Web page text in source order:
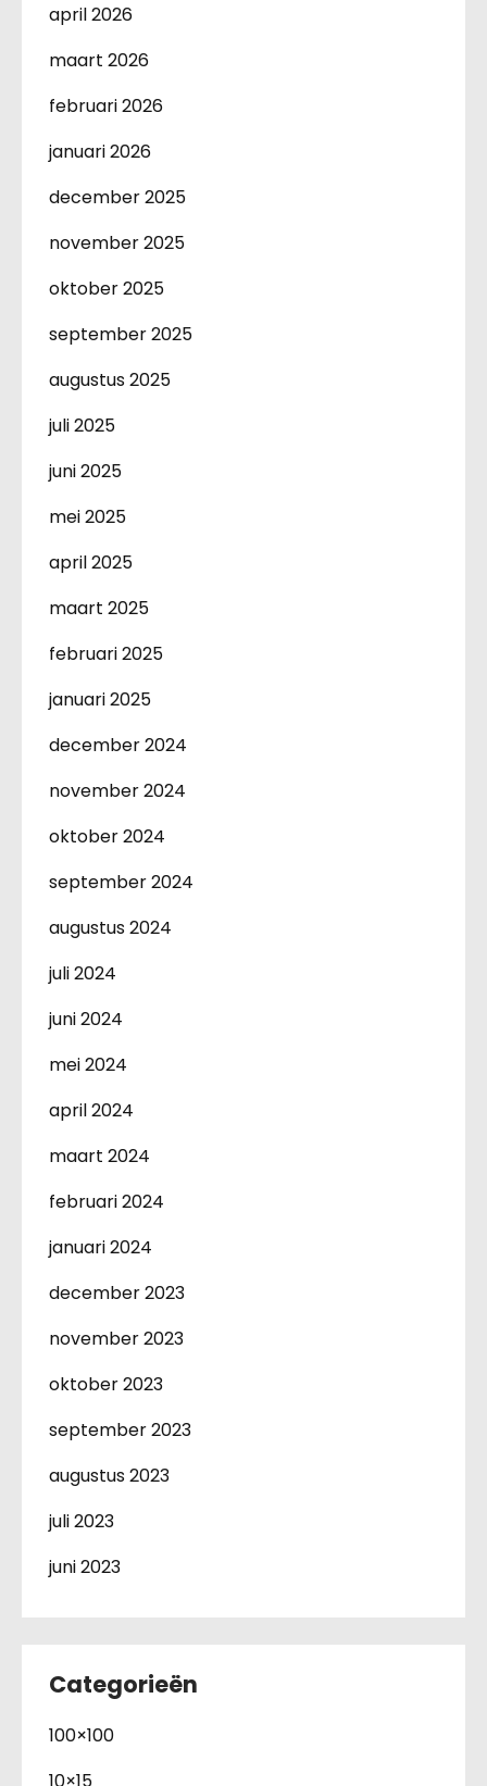
april 2026
maart 2026
februari 2026
januari 2026
december 2025
november 2025
oktober 2025
september 2025
augustus 2025
juli 2025
juni 2025
mei 2025
april 2025
maart 2025
februari 2025
januari 2025
december 2024
november 2024
oktober 2024
september 2024
augustus 2024
juli 2024
juni 2024
mei 2024
april 2024
maart 2024
februari 2024
januari 2024
december 2023
november 2023
oktober 2023
september 2023
augustus 2023
juli 2023
juni 2023
Categorieën
100×100
10×15